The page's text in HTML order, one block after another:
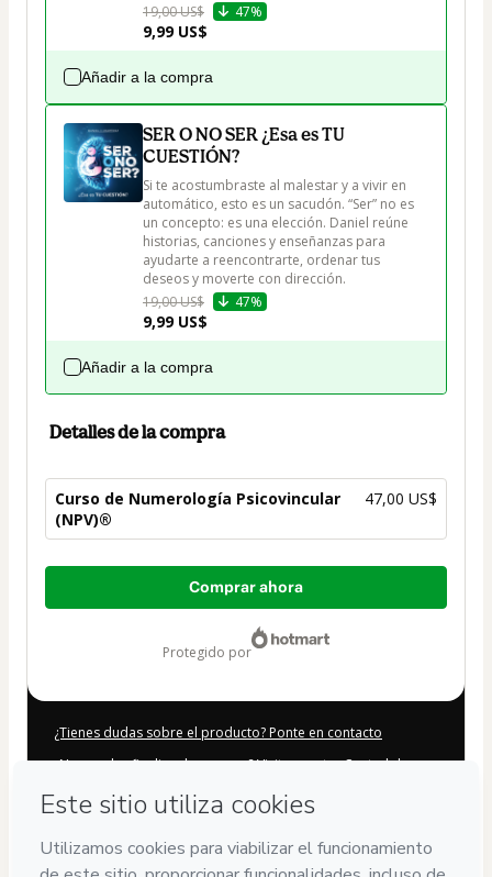
19,00 US$
47%
9,99 US$
Añadir a la compra
SER O NO SER ¿Esa es TU
CUESTIÓN?
Si te acostumbraste al malestar y a vivir en
automático, esto es un sacudón. “Ser” no es
un concepto: es una elección. Daniel reúne
historias, canciones y enseñanzas para
ayudarte a reencontrarte, ordenar tus
deseos y moverte con dirección.
19,00 US$
47%
9,99 US$
Añadir a la compra
Detalles de la compra
Curso de Numerología Psicovincular
(NPV)®
47,00 US$
Total
Comprar ahora
protegido por
¿Tienes dudas sobre el producto? Ponte en contacto
¿No puedes finalizar la compra? Visita nuestra Central de
Si solicitas ayuda a nuestro Equipo de Soporte, informa el
CKTID-B98632414P1-1786094136186-0898